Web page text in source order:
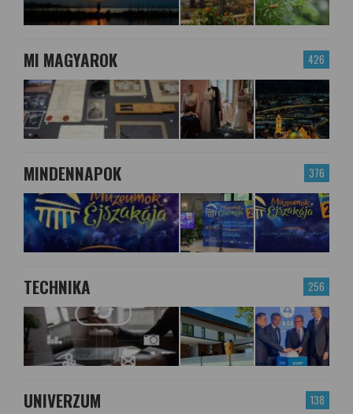
426
MI MAGYAROK
376
MINDENNAPOK
256
TECHNIKA
138
UNIVERZUM